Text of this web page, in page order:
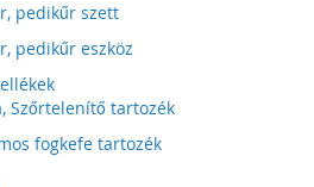
pedikűr szett
pedikűr eszköz
Szőrtelenítő tartozék
fogkefe tartozék